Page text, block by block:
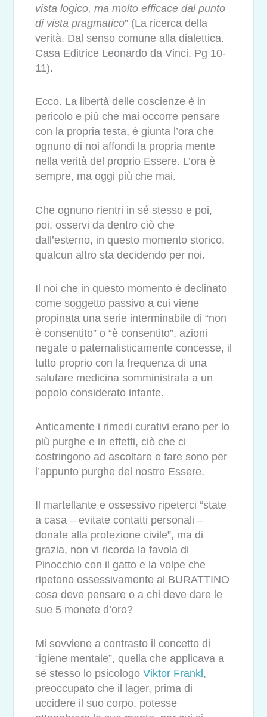
vista logico, ma molto efficace dal punto
di vista pragmatico” (La ricerca della
verità. Dal senso comune alla dialettica.
Casa Editrice Leonardo da Vinci. Pg 10-
11).
Ecco. La libertà delle coscienze è in
pericolo e più che mai occorre pensare
con la propria testa, è giunta l’ora che
ognuno di noi affondi la propria mente
nella verità del proprio Essere. L’ora è
sempre, ma oggi più che mai.
Che ognuno rientri in sé stesso e poi,
poi, osservi da dentro ciò che
dall’esterno, in questo momento storico,
qualcun altro sta decidendo per noi.
Il noi che in questo momento è declinato
come soggetto passivo a cui viene
propinata una serie interminabile di “non
è consentito” o “è consentito”, azioni
negate o paternalisticamente concesse, il
tutto proprio con la frequenza di una
salutare medicina somministrata a un
popolo considerato infante.
Anticamente i rimedi curativi erano per lo
più purghe e in effetti, ciò che ci
costringono ad ascoltare e fare sono per
l’appunto purghe del nostro Essere.
Il martellante e ossessivo ripeterci “state
a casa – evitate contatti personali –
donate alla protezione civile”, ma di
grazia, non vi ricorda la favola di
Pinocchio con il gatto e la volpe che
ripetono ossessivamente al BURATTINO
cosa deve pensare o a chi deve dare le
sue 5 monete d’oro?
Mi sovviene a contrasto il concetto di
“igiene mentale”, quella che applicava a
sé stesso lo psicologo Viktor Frankl,
preoccupato che il lager, prima di
uccidere il suo corpo, potesse